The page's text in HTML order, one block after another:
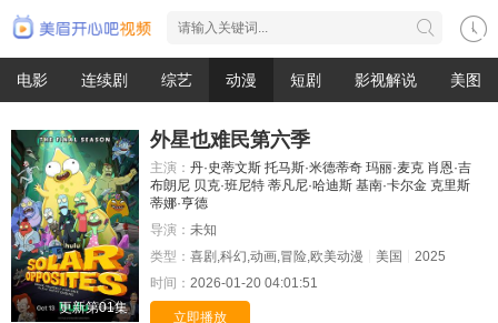
电影 连续剧 综艺 动漫 短剧 影视解说 美图
更新第01集
外星也难民第六季
主演： 丹·史蒂文斯 托马斯·米德蒂奇 玛丽·麦克 肖恩·吉
布朗尼 贝克·班尼特 蒂凡尼·哈迪斯 基南·卡尔金 克里斯
蒂娜·亨德
导演： 未知
类型： 喜剧,科幻,动画,冒险,欧美动漫 美国
2025
时间： 2026-01-20 04:01:51
立即播放